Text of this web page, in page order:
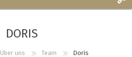
DORIS
Über uns Team Doris